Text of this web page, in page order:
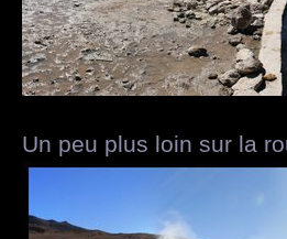
Un peu plus loin sur la